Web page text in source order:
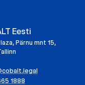
Eesti
Pärnu mnt 15,
1888